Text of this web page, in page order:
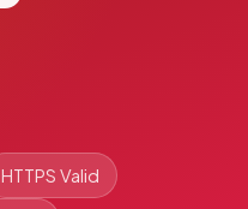
HTTPS Valid